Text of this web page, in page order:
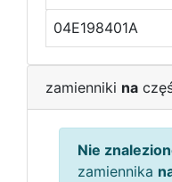
04E198401A
zamienniki na
Nie
zamiennika